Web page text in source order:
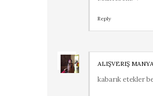
Reply
ALIŞVERIŞ
kabarık etekler